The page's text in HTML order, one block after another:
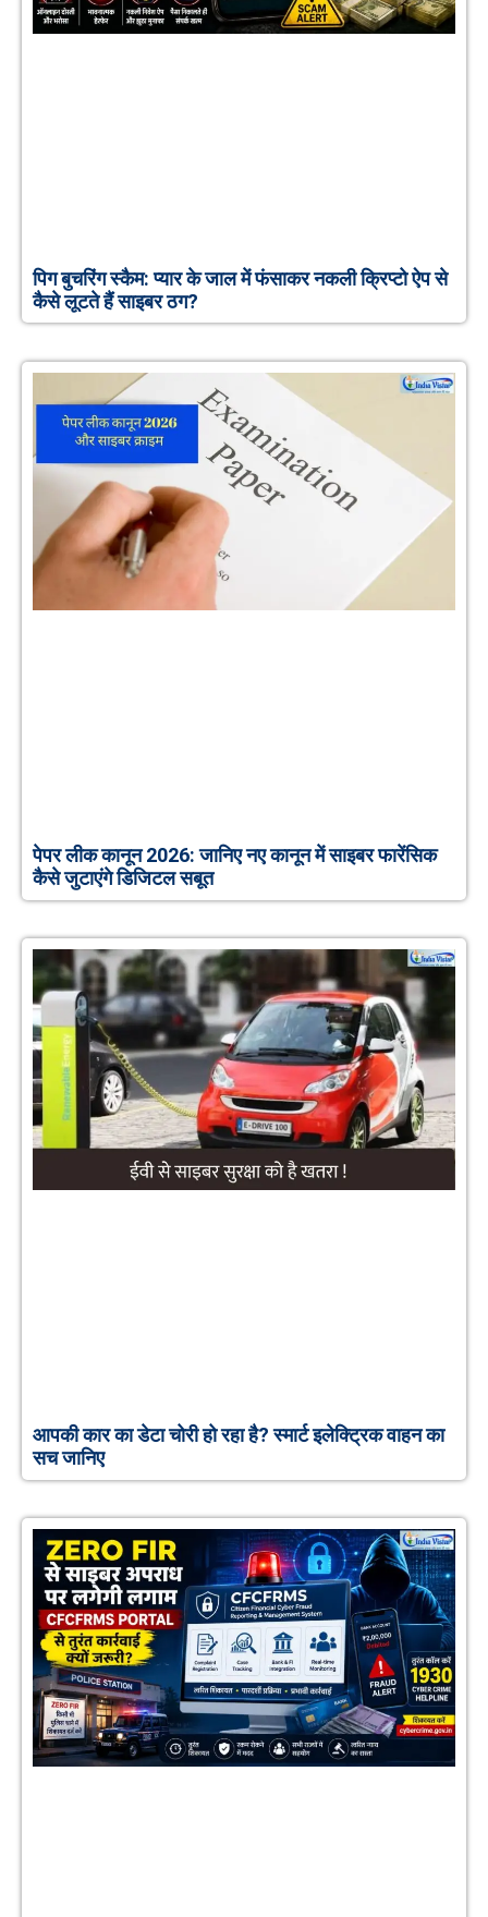
पिग बुचरिंग स्कैम: प्यार के जाल में फंसाकर नकली क्रिप्टो ऐप से
कैसे लूटते हैं साइबर ठग?
पेपर लीक कानून 2026: जानिए नए कानून में साइबर फारेंसिक
कैसे जुटाएंगे डिजिटल सबूत
आपकी कार का डेटा चोरी हो रहा है? स्मार्ट इलेक्ट्रिक वाहन का
सच जानिए